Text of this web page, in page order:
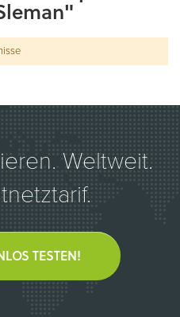
Weltweit.
TESTEN!